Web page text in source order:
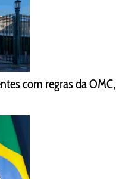
com regras da OMC,